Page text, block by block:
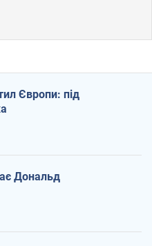
Європи: під
Дональд